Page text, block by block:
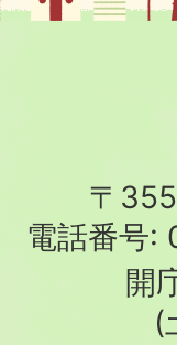
〒
電話番号:
開
(